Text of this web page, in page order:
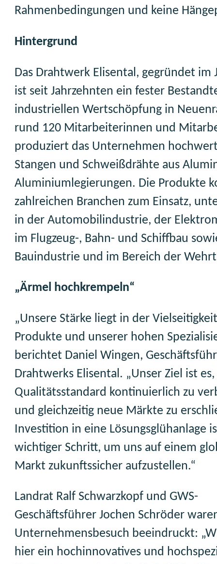
Rahmenbedingungen und keine
Hintergrund
Das Drahtwerk Elisental, gegründet im
ist seit Jahrzehnten ein fester
industriellen Wertschöpfung in
rund 120 Mitarbeiterinnen und
produziert das Unternehmen
Stangen und Schweißdrähte aus
Aluminiumlegierungen. Die Produkte
zahlreichen Branchen zum Einsatz,
in der Automobilindustrie, der
im Flugzeug-, Bahn- und Schiffbau
Bauindustrie und im Bereich der
„Ärmel hochkrempeln“
„Unsere Stärke liegt in der
Produkte und unserer hohen
berichtet Daniel Wingen,
Drahtwerks Elisental. „Unser Ziel ist
Qualitätsstandard kontinuierlich zu
und gleichzeitig neue Märkte zu
Investition in eine Lösungsglühanlage
wichtiger Schritt, um uns auf einem
Markt zukunftssicher aufzustellen.“
Landrat Ralf Schwarzkopf und GWS-
Geschäftsführer Jochen Schröder
Unternehmensbesuch beeindruckt:
hier ein hochinnovatives und